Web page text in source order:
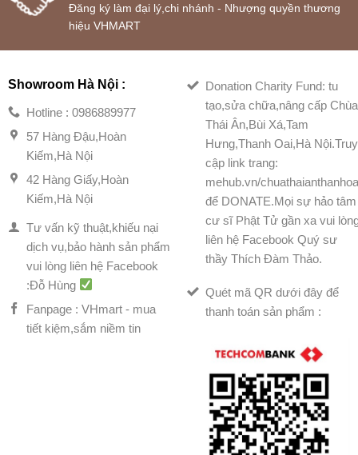
Đăng ký làm đại lý,chi nhánh - Nhượng quyền thương
hiệu VHMART
Showroom Hà Nội :
Hotline : 0986889977
57 Hàng Đậu,Hoàn
Kiếm,Hà Nội
42 Hàng Giấy,Hoàn
Kiếm,Hà Nội
Tư vấn kỹ thuật,khiếu nại
dịch vụ,bảo hành sản phẩm
vui lòng liên hệ Facebook
:Đỗ Hùng
Fanpage : VHmart - mua
tiết kiệm,sắm niềm tin
Donation Charity Fund: tu
tạo,sửa chữa,nâng cấp Chùa
Thái Ân,Bùi Xá,Tam
Hưng,Thanh Oai,Hà Nội.Truy
cập link trang:
mehub.vn/
để DONATE.Mọi sự hảo tâm
cư sĩ Phật Tử gần xa vui
liên hệ Facebook Quý sư
thầy Thích Đàm Thảo.
Quét mã QR dưới đây để
thanh toán sản phẩm :